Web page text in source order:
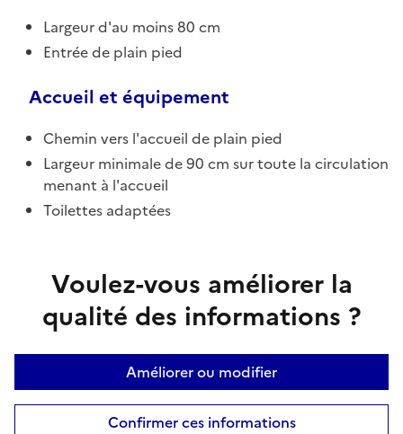
Largeur d'au moins 80 cm
Entrée de plain pied
Accueil et équipement
Chemin vers l'accueil de plain pied
Largeur minimale de 90 cm sur toute la circulation
menant à l'accueil
Toilettes adaptées
Voulez-vous améliorer la
qualité des informations ?
Améliorer ou modifier
Confirmer ces informations